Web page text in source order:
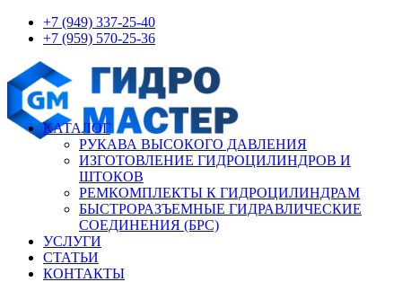
+7 (949) 337-25-40
+7 (959) 570-25-36
КАТАЛОГ
РУКАВА ВЫСОКОГО ДАВЛЕНИЯ
ИЗГОТОВЛЕНИЕ ГИДРОЦИЛИНДРОВ И
ШТОКОВ
РЕМКОМПЛЕКТЫ К ГИДРОЦИЛИНДРАМ
БЫСТРОРАЗЪЕМНЫЕ ГИДРАВЛИЧЕСКИЕ
СОЕДИНЕНИЯ (БРС)
УСЛУГИ
СТАТЬИ
КОНТАКТЫ